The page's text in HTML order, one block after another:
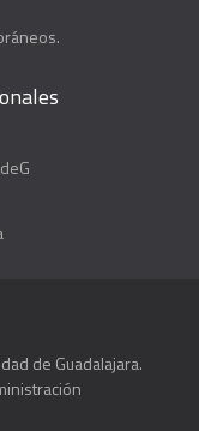
de Guadalajara.